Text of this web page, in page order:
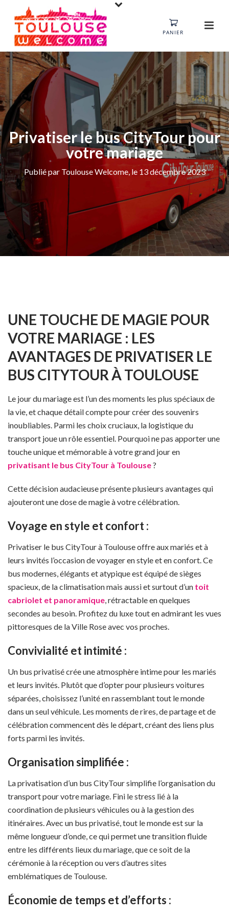
PANIER
Privatiser le bus CityTour pour
votre mariage
Publié par Toulouse Welcome, le 13 décembre 2023
UNE TOUCHE DE MAGIE POUR
VOTRE MARIAGE : LES
AVANTAGES DE PRIVATISER LE
BUS CITYTOUR À TOULOUSE
Le jour du mariage est l’un des moments les plus spéciaux de
la vie, et chaque détail compte pour créer des souvenirs
inoubliables. Parmi les choix cruciaux, la logistique du
transport joue un rôle essentiel. Pourquoi ne pas apporter une
touche unique et mémorable à votre grand jour en
privatisant le bus CityTour à Toulouse?
Cette décision audacieuse présente plusieurs avantages qui
ajouteront une dose de magie à votre célébration.
Voyage en style et confort :
Privatiser le bus CityTour à Toulouse offre aux mariés et à
leurs invités l’occasion de voyager en style et en confort. Ce
bus modernes, élégants et atypique est équipé de sièges
spacieux, de la climatisation mais aussi et surtout d’un toit
cabriolet et panoramique, rétractable en quelques
secondes au besoin. Profitez du luxe tout en admirant les vues
pittoresques de la Ville Rose avec vos proches.
Convivialité et intimité :
Un bus privatisé crée une atmosphère intime pour les mariés
et leurs invités. Plutôt que d’opter pour plusieurs voitures
séparées, choisissez l’unité en rassemblant tout le monde
dans un seul véhicule. Les moments de rires, de partage et de
célébration commencent dès le départ, créant des liens plus
forts parmi les invités.
Organisation simplifiée :
La privatisation d’un bus CityTour simplifie l’organisation du
transport pour votre mariage. Fini le stress lié à la
coordination de plusieurs véhicules ou à la gestion des
itinéraires. Avec un bus privatisé, tout le monde est sur la
même longueur d’onde, ce qui permet une transition fluide
entre les différents lieux du mariage, que ce soit de la
cérémonie à la réception ou vers d’autres sites
emblématiques de Toulouse.
Économie de temps et d’efforts :